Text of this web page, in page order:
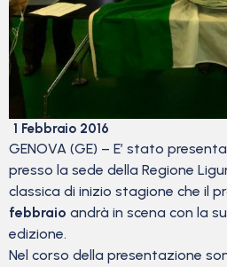
1 Febbraio 2016
GENOVA (GE) – E’ stato
presso la sede della Regione
classica di inizio stagione che il
febbraio andrà in scena con la
edizione.
Nel corso della presentazione